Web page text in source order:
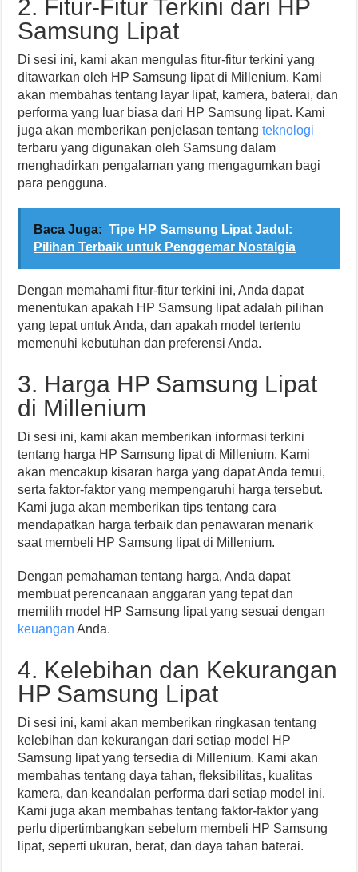
2. Fitur-Fitur Terkini dari HP
Samsung Lipat
Di sesi ini, kami akan mengulas fitur-fitur terkini yang
ditawarkan oleh HP Samsung lipat di Millenium. Kami
akan membahas tentang layar lipat, kamera, baterai, dan
performa yang luar biasa dari HP Samsung lipat. Kami
juga akan memberikan penjelasan tentangteknologi
terbaru yang digunakan oleh Samsung dalam
menghadirkan pengalaman yang mengagumkan bagi
para pengguna.
Baca Juga: Tipe HP Samsung Lipat Jadul:
Pilihan Terbaik untuk Penggemar Nostalgia
Dengan memahami fitur-fitur terkini ini, Anda dapat
menentukan apakah HP Samsung lipat adalah pilihan
yang tepat untuk Anda, dan apakah model tertentu
memenuhi kebutuhan dan preferensi Anda.
3. Harga HP Samsung Lipat
di Millenium
Di sesi ini, kami akan memberikan informasi terkini
tentang harga HP Samsung lipat di Millenium. Kami
akan mencakup kisaran harga yang dapat Anda temui,
serta faktor-faktor yang mempengaruhi harga tersebut.
Kami juga akan memberikan tips tentang cara
mendapatkan harga terbaik dan penawaran menarik
saat membeli HP Samsung lipat di Millenium.
Dengan pemahaman tentang harga, Anda dapat
membuat perencanaan anggaran yang tepat dan
memilih model HP Samsung lipat yang sesuai dengan
keuangan Anda.
4. Kelebihan dan Kekurangan
HP Samsung Lipat
Di sesi ini, kami akan memberikan ringkasan tentang
kelebihan dan kekurangan dari setiap model HP
Samsung lipat yang tersedia di Millenium. Kami akan
membahas tentang daya tahan, fleksibilitas, kualitas
kamera, dan keandalan performa dari setiap model ini.
Kami juga akan membahas tentang faktor-faktor yang
perlu dipertimbangkan sebelum membeli HP Samsung
lipat, seperti ukuran, berat, dan daya tahan baterai.